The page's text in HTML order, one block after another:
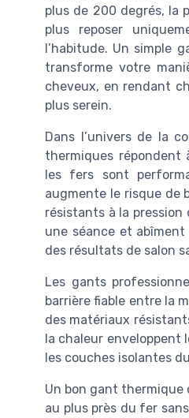
plus de 200 degrés, la
plus reposer
l’habitude. Un simple
transforme votre
cheveux, en rendant
plus serein.
Dans l’univers de la
thermiques répondent
les fers sont
augmente le risque de
résistants à la
une séance et
des résultats de salon
Les gants
barrière fiable entre la
des matériaux
la chaleur enveloppent
les couches isolantes
Un bon gant thermique
au plus près du fer